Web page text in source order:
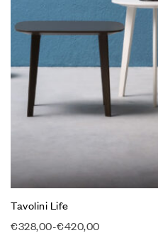
Tavolini Life
€328,00-€420,00